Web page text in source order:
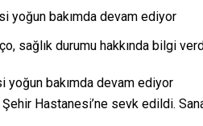
sağlık durumu hakkında bilgi
Hastanesi’ne sevk edildi.